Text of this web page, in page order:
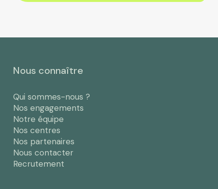
Nous connaître
Qui sommes-nous ?
Nos engagements
Notre équipe
Nos centres
Nos partenaires
Nous contacter
Recrutement